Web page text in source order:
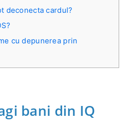
deconecta cardul?
cu depunerea prin
bani din IQ